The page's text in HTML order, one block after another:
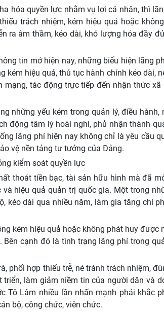
hóa quyền lực nhằm vụ lợi cá nhân, thì
trách nhiệm, kém hiệu quả hoặc
ra âm thầm, kéo dài, khó lượng hóa đầy
tin mở hiện nay, những biểu hiện lãng
hiệu quả, thủ tục hành chính kéo dài,
mạng, tác động trực tiếp đến nhận thức
những yếu kém trong quản lý, điều
động tâm lý hoài nghi, phủ nhận thành
lãng phí hiện nay không chỉ là yêu cầu
vệ nền tảng tư tưởng của Đảng.
kiểm soát quyền lực
thoát tiền bạc, tài sản hữu hình mà đã
hiệu quả quản trị quốc gia. Một trong
kéo dài qua nhiều năm, làm gia tăng chi
kém hiệu quả hoặc không phát huy được
cạnh đó là tình trạng lãng phí trong
phối hợp thiếu trễ, né tránh trách nhiệm,
làm giảm niềm tin của người dân và
Tô Lâm nhiều lần nhấn mạnh phải khắc
bộ, công chức, viên chức.